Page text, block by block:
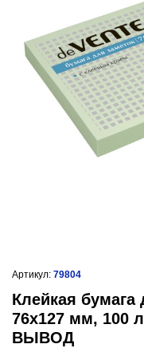
Артикул: 79804
Клейкая бумага
76x127 мм, 100
ВЫВОД